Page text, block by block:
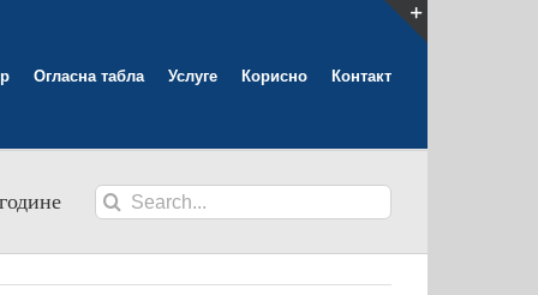
Огласна табла Услуге Корисно Контакт
Search
for: